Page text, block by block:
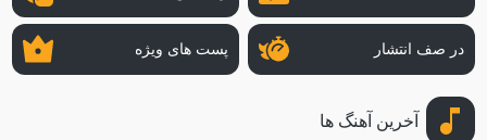
در صف انتشار پست های ویژه
آخرین آهنگ ها